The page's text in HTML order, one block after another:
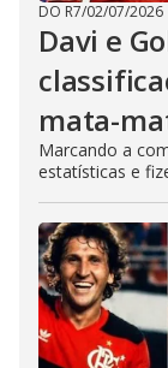
DO R7/02/07/2026
Davi e
mata-
Marcando a
estatísticas e